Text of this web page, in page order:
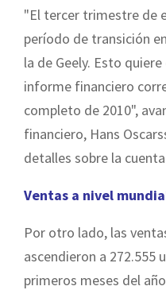
"El tercer trimestre de
período de transición
la de Geely. Esto
informe financiero
completo de 2010",
financiero, Hans
detalles sobre la
Ventas a nivel
Por otro lado, las
ascendieron a 272.555
primeros meses del